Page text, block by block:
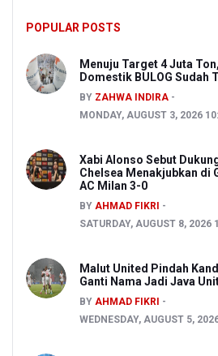
POPULAR POSTS
Menuju Target 4 Juta
Domestik BULOG Sudah
BY ZAHWA INDIRA
MONDAY, AUGUST 3, 2026
Xabi Alonso Sebut
Chelsea Menakjubkan di
AC Milan 3-0
BY AHMAD FIKRI
SATURDAY, AUGUST 8, 2026
Malut United Pindah
Ganti Nama Jadi Java
BY AHMAD FIKRI
WEDNESDAY, AUGUST 5,